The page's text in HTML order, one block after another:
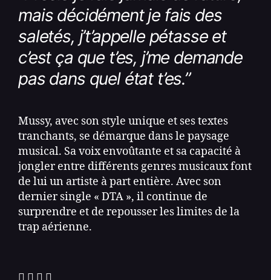
mais décidément je fais des
saletés, j’t’appelle pétasse et
c’est ça que t’es, j’me demande
pas dans quel état t’es.”
Mussy, avec son style unique et ses textes
tranchants, se démarque dans le paysage
musical. Sa voix envoûtante et sa capacité à
jongler entre différents genres musicaux font
de lui un artiste à part entière. Avec son
dernier single « DTA », il continue de
surprendre et de repousser les limites de la
trap aérienne.